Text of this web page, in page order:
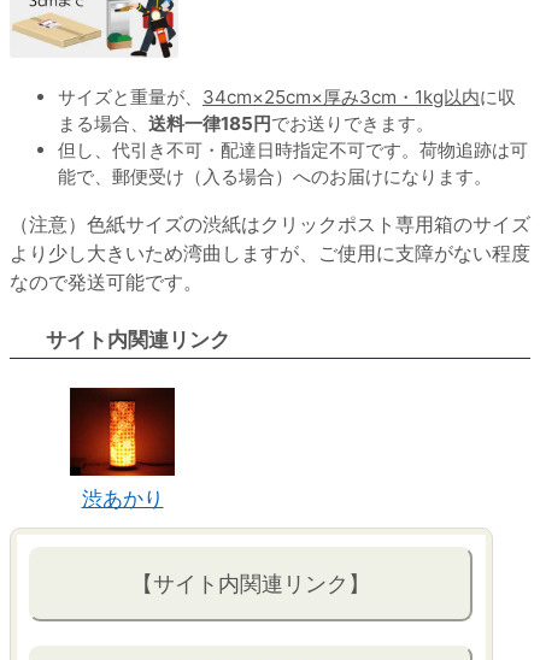
サイズと重量が、 34cm×25cm×厚み3cm・1kg以内に収
まる場合、 送料一律185円でお送りできます。
但し、代引き不可・配達日時指定不可です。荷物追跡は可
能で、郵便受け（入る場合）へのお届けになります。
（注意）色紙サイズの渋紙はクリックポスト専用箱のサイズ
より少し大きいため湾曲しますが、ご使用に支障がない程度
なので発送可能です。
サイト内関連リンク
渋あかり
【サイト内関連リンク】